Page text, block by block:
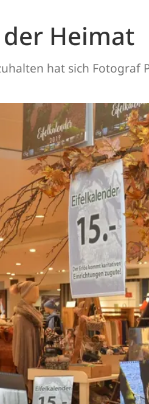
Heimat
hat sich